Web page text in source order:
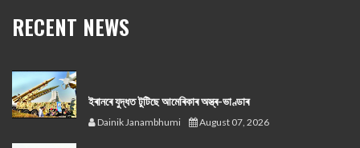
RECENT NEWS
ইৰানৰে যুদ্ধত টুটিছে আমেৰিকাৰ অস্ত্ৰ-ভাণ্ডাৰ
Dainik Janambhumi August 07, 2026